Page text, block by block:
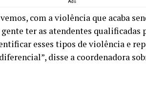
Ads
com a violência que acaba
ter as atendentes qualificadas
esses tipos de violência e
disse a coordenadora